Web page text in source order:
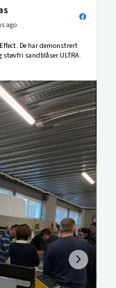
ago
De har demonstrert